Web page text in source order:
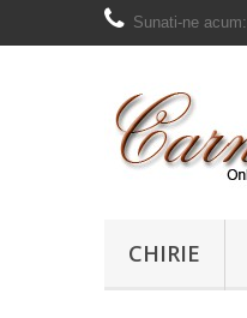
Sunati-ne acum:
CHIRIE